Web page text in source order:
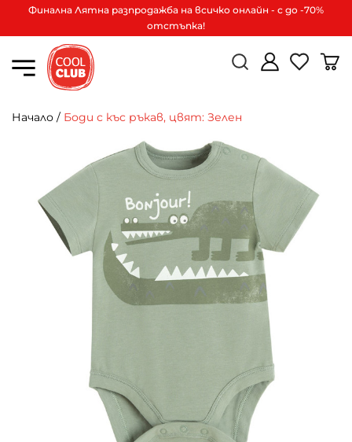
Финална Лятна разпродажба на всичко онлайн - с до -70%
отстъпка!
Начало / Боди с къс ръкав, цвят: Зелен